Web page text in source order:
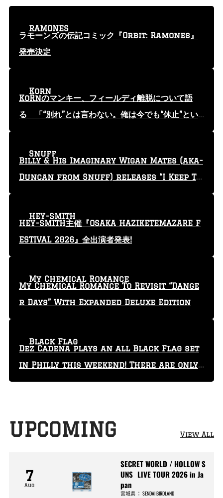
ラモーンズの伝記コミック『Orbit: Ramones』
発売決定
RAMONES
KoRnのマンキー、フィールディ離脱について語
る 「“別れ”とは言わない。俺は今でも“休止”とい
Korn
Billy & His Imaginary Wigan Mates (aka-
Duncan from Snuff) releases “I Keep Tr
Snuff
HEY-SMITH主催『OSAKA HAZIKETEMAZARE F
ESTIVAL 2026』全出演者発表!
HEY-SMITH
My Chemical Romance To Revisit “Dange
r Days” With Expanded Deluxe Edition
My Chemical Romance
Dez Cadena plays an all Black Flag set
in Philly this weekend! There are only
29 tickets left!
Black Flag
UPCOMING View All
7
Aug
SECRET WORLD / HOLLOW S
UNS LIVE TOUR 2026 in Ja
pan
宮城県 ：SENDAI BIRDLAND